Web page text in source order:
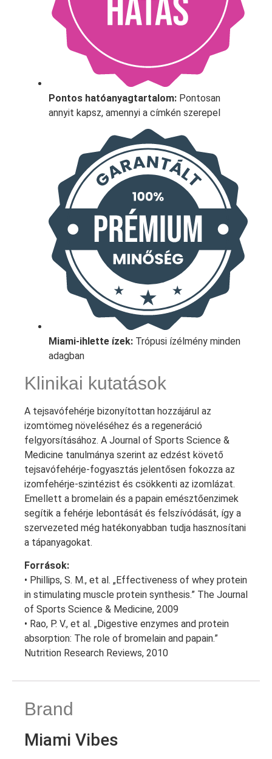
Pontos hatóanyagtartalom: Pontosan
annyit kapsz, amennyi a címkén szerepel
Miami-ihlette ízek: Trópusi ízélmény minden
adagban
Klinikai kutatások
A tejsavófehérje bizonyítottan hozzájárul az
izomtömeg növeléséhez és a regeneráció
felgyorsításához. A Journal of Sports Science &
Medicine tanulmánya szerint az edzést követő
tejsavófehérje-fogyasztás jelentősen fokozza az
izomfehérje-szintézist és csökkenti az izomlázat.
Emellett a bromelain és a papain emésztőenzimek
segítik a fehérje lebontását és felszívódását, így a
szervezeted még hatékonyabban tudja hasznosítani
a tápanyagokat.
Források:
• Phillips, S. M., et al. „Effectiveness of whey protein
in stimulating muscle protein synthesis.” The Journal
of Sports Science & Medicine, 2009
• Rao, P. V., et al. „Digestive enzymes and protein
absorption: The role of bromelain and papain.”
Nutrition Research Reviews, 2010
Brand
Miami Vibes